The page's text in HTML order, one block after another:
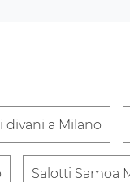
divani a Milano
Salotti Samoa